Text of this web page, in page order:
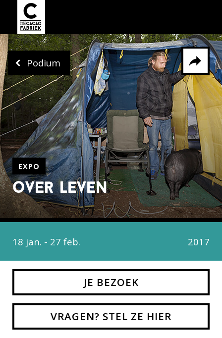
EXPO
over leven
Delen via
Facebook Whatsapp X
Podium
18 jan. - 27 feb. 2017
JE BEZOEK
VRAGEN? STEL ZE HIER